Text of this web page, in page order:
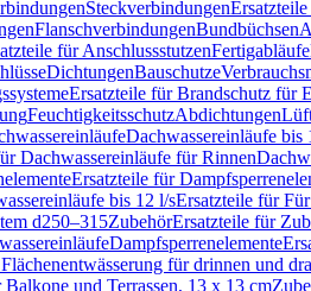
Steckverbindungen
FlanschverbindungenBundbüchsen
für AnschlussstutzenFertigabläufe
DichtungenBauschutze
Ersatzteile für Brandschutz für
FeuchtigkeitsschutzAbdichtungen
Dachwassereinläufe bis
Dachwassereinläufe für Rinnen
Ersatzteile für
bis 12 l/sErsatzteile für
d250–315ZubehörErsatzteile für
Dampfsperrenelemente
für drinnen und
und Terrassen, 13 x 13 cm